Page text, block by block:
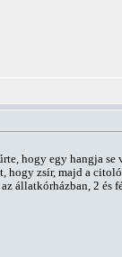
hogy egy hangja se
hogy zsír, majd a
állatkórházban, 2 és